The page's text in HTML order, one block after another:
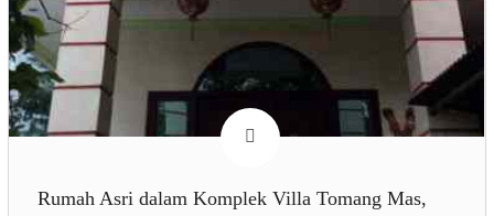
Rumah Asri dalam Komplek Villa Tomang Mas,